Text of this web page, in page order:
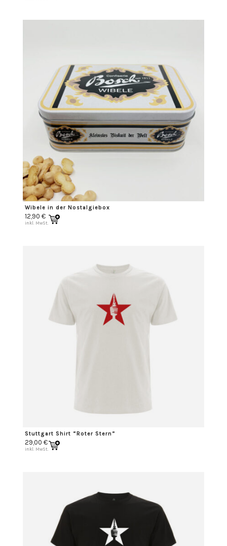
Wibele in der Nostalgiebox
12,90 €
inkl. MwSt.
Stuttgart Shirt “Roter Stern”
29,00 €
inkl. MwSt.